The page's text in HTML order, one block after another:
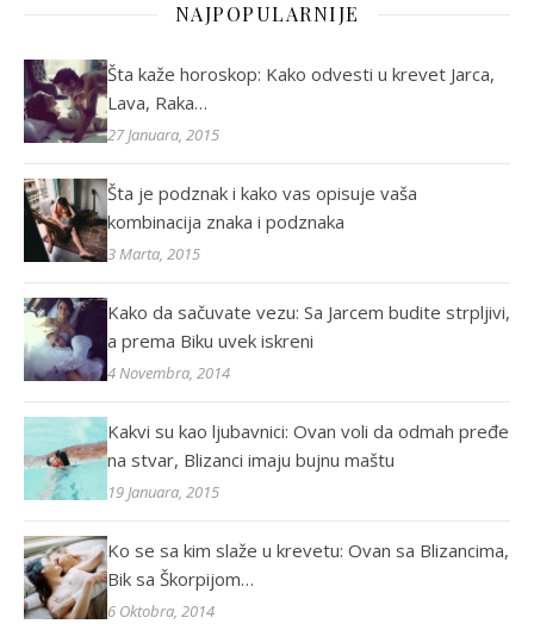
NAJPOPULARNIJE
Šta kaže horoskop: Kako odvesti u krevet Jarca,
Lava, Raka…
27 Januara, 2015
Šta je podznak i kako vas opisuje vaša
kombinacija znaka i podznaka
3 Marta, 2015
Kako da sačuvate vezu: Sa Jarcem budite strpljivi,
a prema Biku uvek iskreni
4 Novembra, 2014
Kakvi su kao ljubavnici: Ovan voli da odmah pređe
na stvar, Blizanci imaju bujnu maštu
19 Januara, 2015
Ko se sa kim slaže u krevetu: Ovan sa Blizancima,
Bik sa Škorpijom…
6 Oktobra, 2014